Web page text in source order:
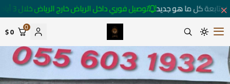
كل ما هو جديد توصيل فوري داخل الرياض خارج الرياض خلال 3 أيام 🚚
متجر ساعات رومانس
0
0 $